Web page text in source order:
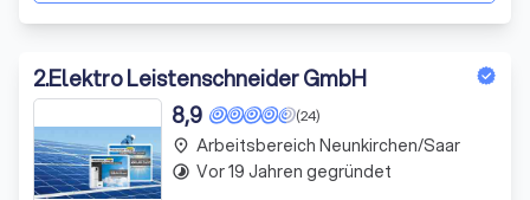
2.Elektro Leistenschneider GmbH
(24)
8,9
place Arbeitsbereich Neunkirchen/Saar
timelapse Vor 19 Jahren gegründet